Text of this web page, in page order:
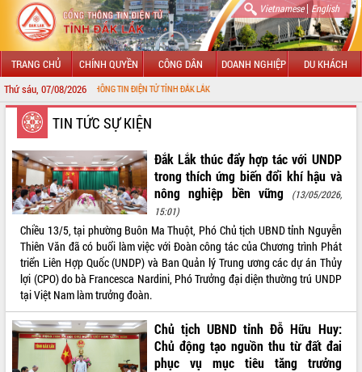
Vietnamese| English
TRANG CHỦ CHÍNH QUYỀN CÔNG DÂN DOANH NGHIỆP DU KHÁCH
Thứ sáu, 07/08/2026
CỔNG THÔNG TIN ĐIỆN TỬ TỈNH ĐẮK LẮK
GIỚI THIỆU
LÃNH ĐẠO UBND TỈNH
TIN TỨC SỰ KIỆN
SỞ, BAN, NGÀNH
UBND CÁC XÃ, PHƯỜNG
THÔNG TIN CHỈ ĐẠO ĐIỀU HÀNH
HỆ THỐNG VĂN BẢN
VĂN BẢN HĐND TỈNH
TIN TỨC SỰ KIỆN
Đắk Lắk thúc đẩy hợp tác với UNDP
trong thích ứng biến đổi khí hậu và
nông nghiệp bền vững
(13/05/2026,
15:01)
Chiều 13/5, tại phường Buôn Ma Thuột, Phó Chủ tịch UBND tỉnh Nguyễn
Thiên Văn đã có buổi làm việc với Đoàn công tác của Chương trình Phát
triển Liên Hợp Quốc (UNDP) và Ban Quản lý Trung ương các dự án Thủy
lợi (CPO) do bà Francesca Nardini, Phó Trưởng đại diện thường trú UNDP
tại Việt Nam làm trưởng đoàn.
Chủ tịch UBND tỉnh Đỗ Hữu Huy:
Chủ động tạo nguồn thu từ đất đai
phục vụ mục tiêu tăng trưởng